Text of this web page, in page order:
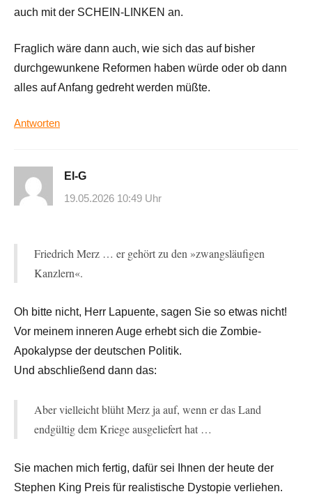
auch mit der SCHEIN-LINKEN an.
Fraglich wäre dann auch, wie sich das auf bisher
durchgewunkene Reformen haben würde oder ob dann
alles auf Anfang gedreht werden müßte.
Antworten
El-G
19.05.2026 10:49 Uhr
Friedrich Merz … er gehört zu den »zwangsläufigen
Kanzlern«.
Oh bitte nicht, Herr Lapuente, sagen Sie so etwas nicht!
Vor meinem inneren Auge erhebt sich die Zombie-
Apokalypse der deutschen Politik.
Und abschließend dann das:
Aber vielleicht blüht Merz ja auf, wenn er das Land
endgültig dem Kriege ausgeliefert hat …
Sie machen mich fertig, dafür sei Ihnen der heute der
Stephen King Preis für realistische Dystopie verliehen.